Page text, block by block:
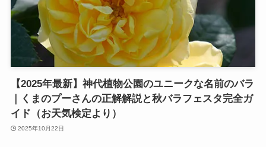
【2025年最新】神代植物公園のユニークな名前のバラ
｜くまのプーさんの正解解説と秋バラフェスタ完全ガ
イド（お天気検定より）
2025年10月22日